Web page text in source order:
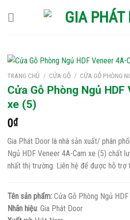
TRANG CHỦ / CỬA GỖ / CỬA GỖ PHÒNG
Cửa Gỗ Phòng Ngủ
xe (5)
0₫
Gia Phát Door là nhà sản xuất/ phân
Ngủ HDF Veneer 4A-Cam xe (5) chất
nhất thị trường. Liên hệ để được hỗ trợ
Tên sản phẩm: Cửa Gỗ Phòng Ngủ
Nhãn hiệu: Gia Phát Door